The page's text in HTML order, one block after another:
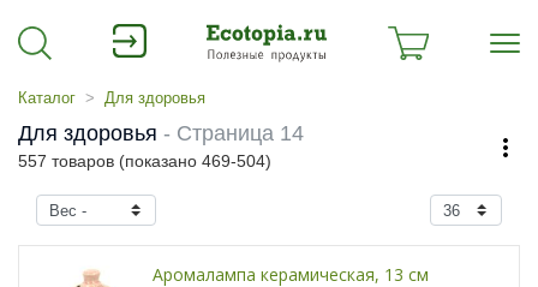
Каталог Для здоровья
Для здоровья - Страница 14
557 товаров (показано 469-504)
Аромалампа керамическая, 13 см